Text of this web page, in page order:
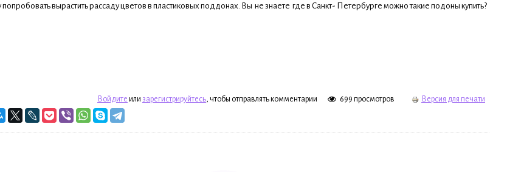
вырастить рассаду цветов в пластиковых поддонах. Вы не знаете где в Санкт- Петербурге можно такие подоны купить?
Войдите или зарегистрируйтесь, чтобы отправлять комментарии 699 просмотров Версия для печати